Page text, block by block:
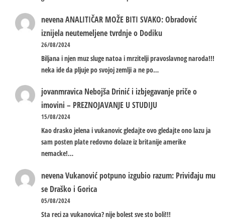
nevenaANALITIČAR MOŽE BITI SVAKO: Obradović
iznijela neutemeljene tvrdnje o Dodiku
26/08/2024
Biljana i njen muz sluge natoa i mrzitelji pravoslavnog naroda!!!
neka ide da pljuje po svojoj zemlji a ne po…
jovanmravica Nebojša Drinić i izbjegavanje priče o
imovini – PREZNOJAVANJE U STUDIJU
15/08/2024
Kao drasko jelena i vukanovic gledajte ovo gledajte ono lazu ja
sam posten plate redovno dolaze iz britanije amerike
nemacke!…
nevenaVukanović potpuno izgubio razum: Priviđaju mu
se Draško i Gorica
05/08/2024
Sta reci za vukanovica? nije bolest sve sto boli!!!